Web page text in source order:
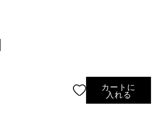
カートに
入れる